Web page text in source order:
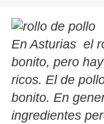
En Asturias el
bonito, pero
ricos. El de
bonito. En
ingredientes